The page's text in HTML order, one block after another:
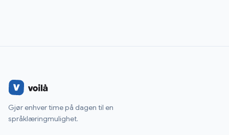
Gjør enhver time på dagen til en
språklæringmulighet.